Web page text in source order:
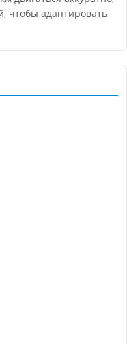
чтобы адаптировать